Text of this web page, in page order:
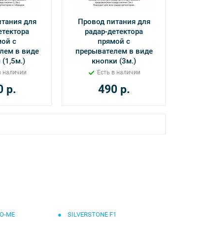
для
с
в виде
(1,5м.)
наличии
р.
Провод питания для
радар-детектора
прямой с
прерывателем в виде
кнопки (3м.)
Есть в наличии
490р.
ME
SILVERSTONE F1